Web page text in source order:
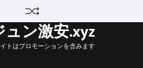
ュン激安.xyz
トはプロモーションを含みます